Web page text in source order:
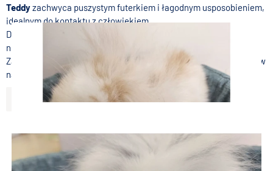
Teddyzachwyca puszystym futerkiem i łagodnym usposobieniem,
idealnym do kontaktu z człowiekiem.
Dorosłe króliki osiągają wagę około
niewielkie rozmiary.
Zapewniamy również
pełne wyposażenie i fachowe doradztwo
w
naszym sklepie w Krakowie.
Więcej
Króliczki miniaturki Teddy i Baranki – wyjątkowi mali przyjaciele
W sklepie Rafa Kraków oferujemy urocze króliczki miniaturki ras
Króliczek Baranek 2